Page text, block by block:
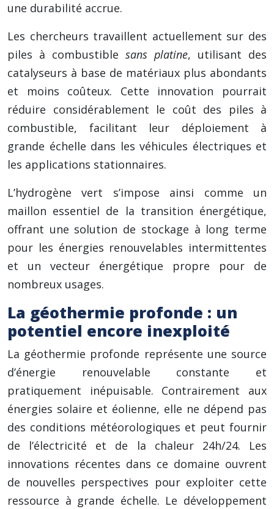
une durabilité accrue.
Les chercheurs travaillent actuellement sur des
piles à combustible sans platine, utilisant des
catalyseurs à base de matériaux plus abondants
et moins coûteux. Cette innovation pourrait
réduire considérablement le coût des piles à
combustible, facilitant leur déploiement à
grande échelle dans les véhicules électriques et
les applications stationnaires.
L’hydrogène vert s’impose ainsi comme un
maillon essentiel de la transition énergétique,
offrant une solution de stockage à long terme
pour les énergies renouvelables intermittentes
et un vecteur énergétique propre pour de
nombreux usages.
La géothermie profonde : un
potentiel encore inexploité
La géothermie profonde représente une source
d’énergie renouvelable constante et
pratiquement inépuisable. Contrairement aux
énergies solaire et éolienne, elle ne dépend pas
des conditions météorologiques et peut fournir
de l’électricité et de la chaleur 24h/24. Les
innovations récentes dans ce domaine ouvrent
de nouvelles perspectives pour exploiter cette
ressource à grande échelle. Le développement